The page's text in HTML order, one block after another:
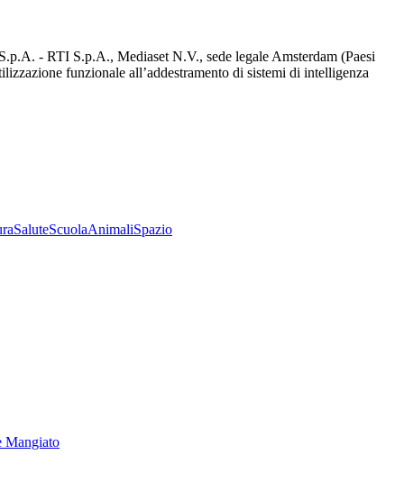
- RTI S.p.A., Mediaset N.V., sede legale Amsterdam (Paesi
funzionale all’addestramento di sistemi di intelligenza
SaluteScuolaAnimaliSpazio
Mangiato